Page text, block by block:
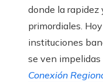
donde la rapidez
primordiales.
instituciones
se ven
Conexión